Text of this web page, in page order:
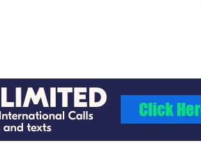
வைத்தியசாலைக்கு வழங்கப்பட்டு
வைத்தியசாலையின் கதிரியக்க
பிரிவில் நிறுவப்பட்டுள்ளது. இந்த CT
Scanner இயந்திரம்…